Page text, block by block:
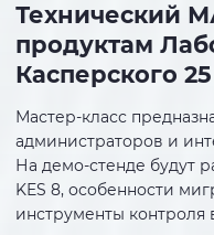
Технический
продуктам
Касперского
Мастер-класс
администраторов и
На демо-стенде будут
KES 8, особенности
инструменты контроля